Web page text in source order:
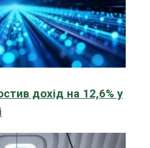
дохід на 12,6% у